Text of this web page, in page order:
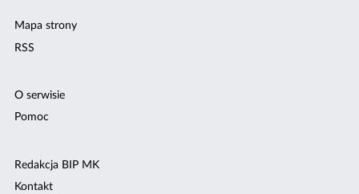
Mapa strony
RSS
O serwisie
Pomoc
Redakcja BIP MK
Kontakt